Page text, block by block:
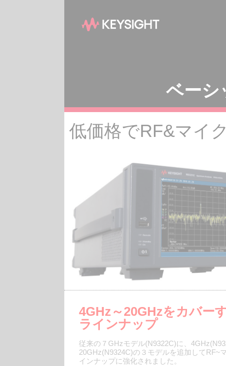
ベーシ
低価格でRF&マイ
4GHz～20GHzをカバー
ラインナップ
従来の７GHzモデル(N9322C)に、
20GHz(N9324C)の３モデルを追加してRF~
インナップに強化されました。